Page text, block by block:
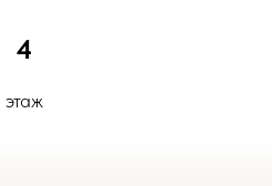
4
этаж